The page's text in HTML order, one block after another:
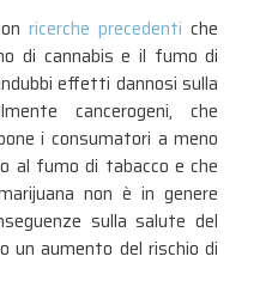
ricerche precedenti che
di cannabis e il fumo di
effetti dannosi sulla
cancerogeni, che
i consumatori a meno
al fumo di tabacco e che
non è in genere
sulla salute del
un aumento del rischio di